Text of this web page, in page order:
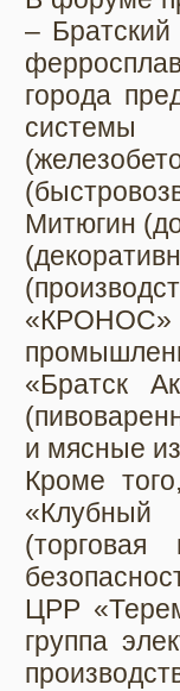
–
города
системы
Митюгин
«Братск
и мясные
Кроме
«Клубный
(торговая
ЦРР
группа